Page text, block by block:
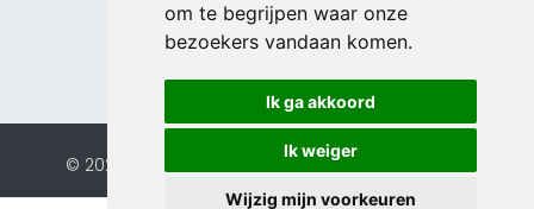
om te begrijpen waar onze
bezoekers vandaan komen.
Ik ga akkoord
Ik weiger
Wijzig mijn voorkeuren
© 2026 Eurochalets | Website door FalcoTravel
Veilig online betalen met